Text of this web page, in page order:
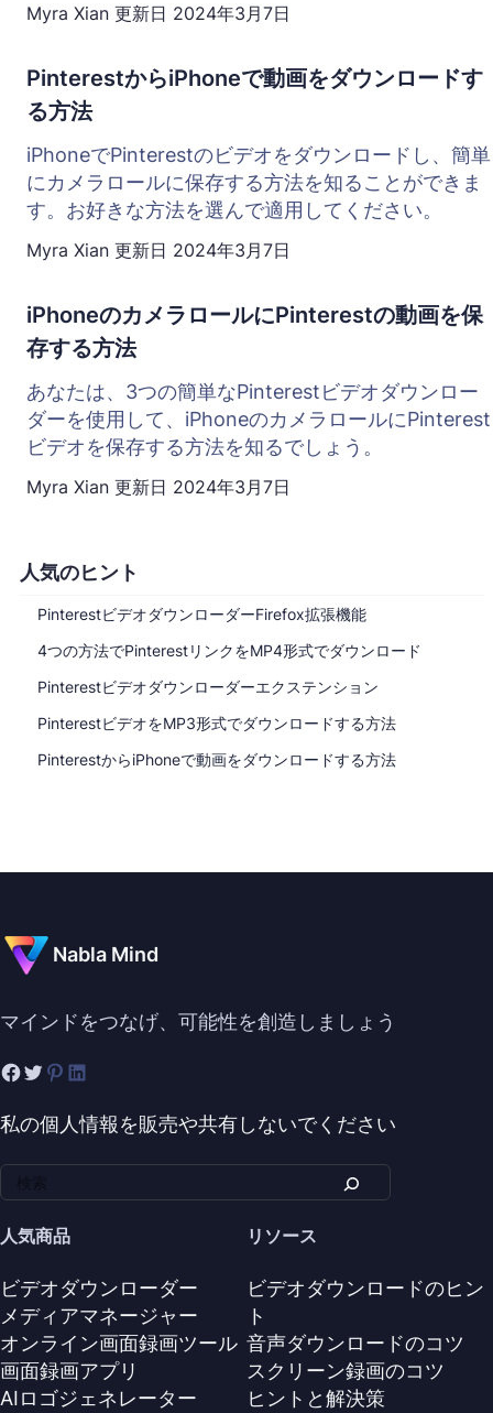
人気のヒント
PinterestビデオダウンローダーFirefox拡張機能
4つの方法でPinterestリンクをMP4形式でダウンロード
Pinterestビデオダウンローダーエクステンション
PinterestビデオをMP3形式でダウンロードする方法
PinterestからiPhoneで動画をダウンロードする方法
Myra Xian 更新日 2024年3月7日
PinterestからiPhoneで動画をダウンロードす
る方法
iPhoneでPinterestのビデオをダウンロードし、簡単
にカメラロールに保存する方法を知ることができま
す。お好きな方法を選んで適用してください。
Myra Xian 更新日 2024年3月7日
iPhoneのカメラロールにPinterestの動画を保
存する方法
あなたは、3つの簡単なPinterestビデオダウンロー
ダーを使用して、iPhoneのカメラロールにPinterest
ビデオを保存する方法を知るでしょう。
Myra Xian 更新日 2024年3月7日
Nabla Mind
マインドをつなげ、可能性を創造しましょう
私の個人情報を販売や共有しないでください
人気商品
ビデオダウンローダー
メディアマネージャー
オンライン画面録画ツール
画面録画アプリ
AIロゴジェネレーター
リソース
ビデオダウンロードのヒン
ト
音声ダウンロードのコツ
スクリーン録画のコツ
ヒントと解決策